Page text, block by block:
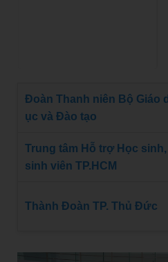
Đoàn Thanh niên Bộ Giáo d
ục và Đào tạo
Trung tâm Hỗ trợ Học sinh,
sinh viên TP.HCM
Thành Đoàn TP. Thủ Đức